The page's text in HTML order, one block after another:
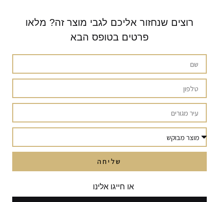
רוצים שנחזור אליכם לגבי מוצר זה? מלאו
פרטים בטופס הבא
שליחה
או חייגו אלינו